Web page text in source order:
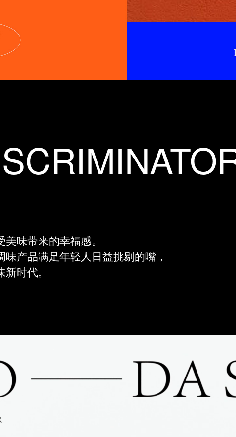
味带来的幸福感。
产品满足年轻人日益挑剔的嘴，
时代。